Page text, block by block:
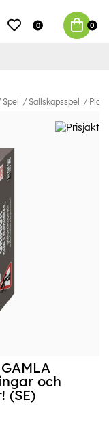
0 0
Spel Sällskapsspel
och
(SE)